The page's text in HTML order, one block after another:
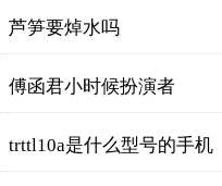
芦笋要焯水吗
傅函君小时候扮演者
trttl10a是什么型号的手机